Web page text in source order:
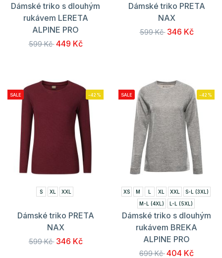
Dámské triko s dlouhým
rukávem LERETA
ALPINE PRO
599 Kč 449 Kč
Dámské triko PRETA
NAX
599 Kč 346 Kč
SALE -42%
S XL XXL
Dámské triko PRETA
NAX
599 Kč 346 Kč
SALE -42%
XS M L XL XXL
S-L (3XL)
M-L (4XL)
L-L (5XL)
Dámské triko s dlouhým
rukávem BREKA
ALPINE PRO
699 Kč404 Kč